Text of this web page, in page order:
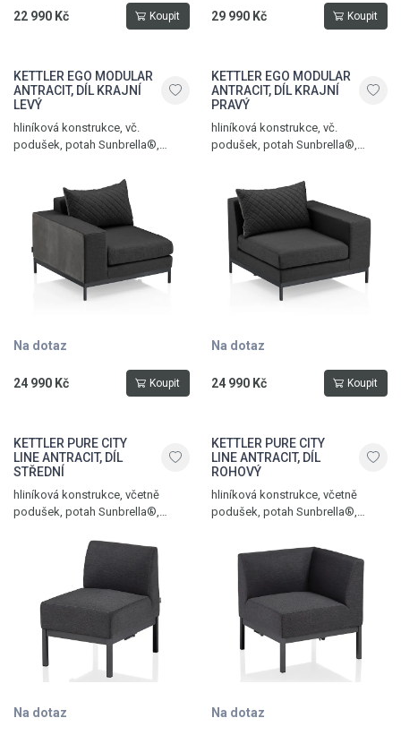
22 990 Kč Koupit 29 990 Kč Koupit
KETTLER EGO MODULAR
ANTRACIT, DÍL KRAJNÍ
LEVÝ
hliníková konstrukce, vč.
podušek, potah Sunbrella®,
Na dotaz
24 990 Kč Koupit
KETTLER EGO MODULAR
ANTRACIT, DÍL KRAJNÍ
PRAVÝ
hliníková konstrukce, vč.
podušek, potah Sunbrella®,
Na dotaz
24 990 Kč Koupit
KETTLER PURE CITY
LINE ANTRACIT, DÍL
STŘEDNÍ
hliníková konstrukce, včetně
podušek, potah Sunbrella®,
antracit - sooty
Na dotaz
KETTLER PURE CITY
LINE ANTRACIT, DÍL
ROHOVÝ
hliníková konstrukce, včetně
podušek, potah Sunbrella®,
antracit - sooty
Na dotaz